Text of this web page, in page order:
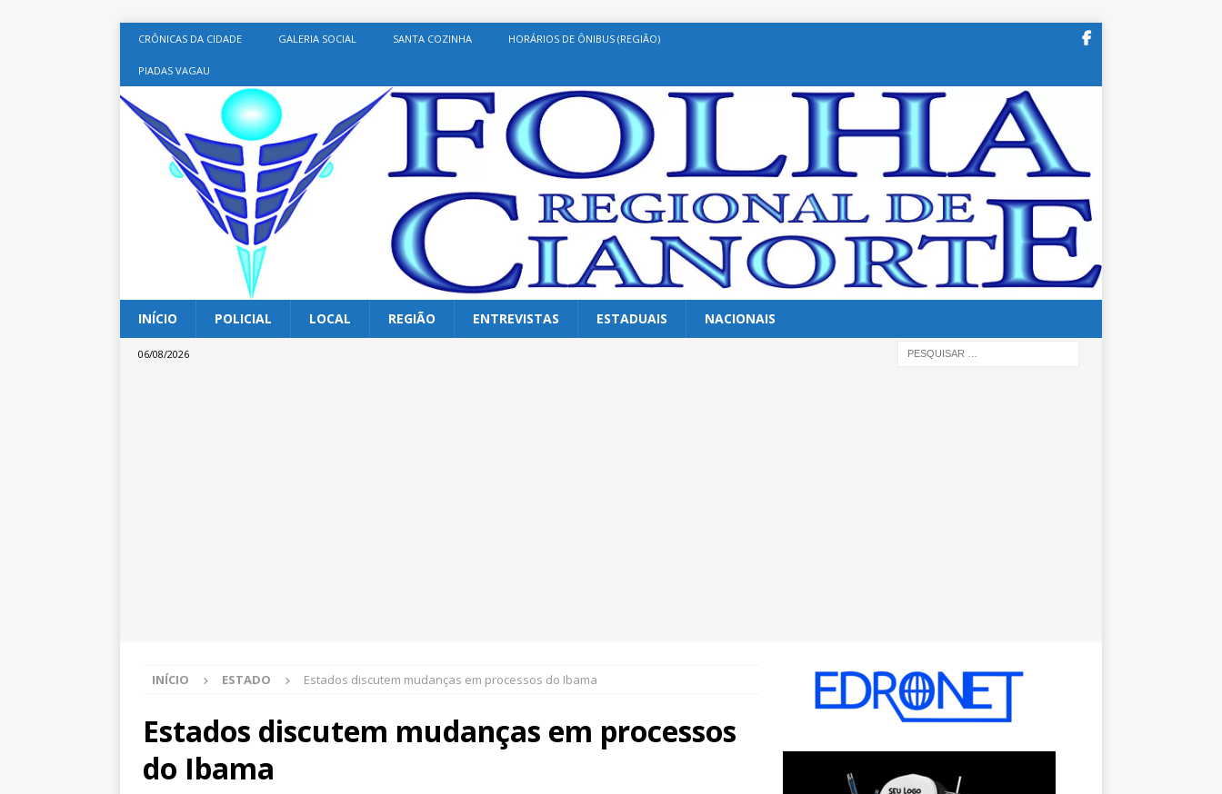
CRÔNICAS DA CIDADE GALERIA SOCIAL SANTA COZINHA HORÁRIOS DE ÔNIBUS (REGIÃO)
PIADAS VAGAU
INÍCIO POLICIAL LOCAL REGIÃO ENTREVISTAS ESTADUAIS NACIONAIS
06/08/2026
INÍCIO ESTADO Estados discutem mudanças em processos do Ibama
Estados discutem mudanças em processos
do Ibama